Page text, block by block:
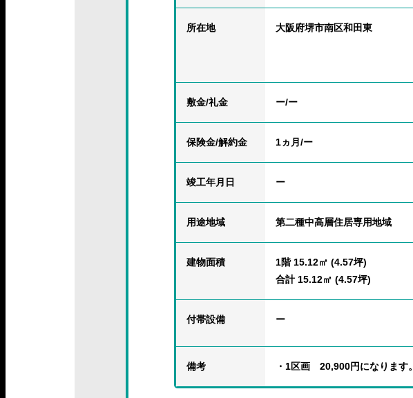
所在地 大阪府堺市南区和田東
敷金/礼金 ー/ー
保険金/解約金 1ヵ月/ー
竣工年月日 ー
用途地域 第二種中高層住居専用地域
建物面積
1階 15.12㎡ (4.57坪)
合計 15.12㎡ (4.57坪)
付帯設備 ー
備考 ・1区画 20,900円になります。